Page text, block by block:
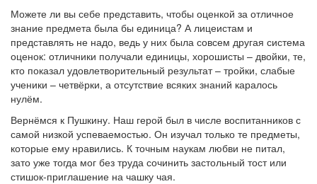
Можете ли вы себе представить, чтобы оценкой за отличное
знание предмета была бы единица? А лицеистам и
представлять не надо, ведь у них была совсем другая система
оценок: отличники получали единицы, хорошисты – двойки, те,
кто показал удовлетворительный результат – тройки, слабые
ученики – четвёрки, а отсутствие всяких знаний каралось
нулём.
Вернёмся к Пушкину. Наш герой был в числе воспитанников с
самой низкой успеваемостью. Он изучал только те предметы,
которые ему нравились. К точным наукам любви не питал,
зато уже тогда мог без труда сочинить застольный тост или
стишок-приглашение на чашку чая.